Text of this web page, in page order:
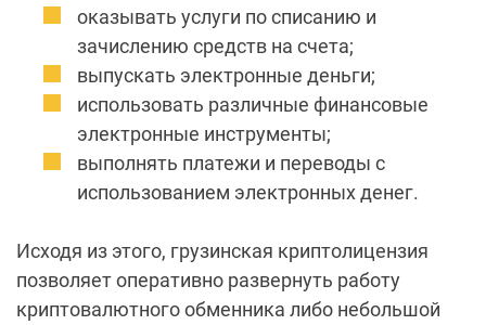
оказывать услуги по списанию и
зачислению средств на счета;
выпускать электронные деньги;
использовать различные финансовые
электронные инструменты;
выполнять платежи и переводы с
использованием электронных денег.
Исходя из этого, грузинская криптолицензия
позволяет оперативно развернуть работу
криптовалютного обменника либо небольшой